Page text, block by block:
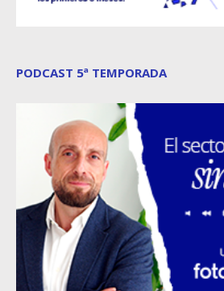
PODCAST 5ª TEMPORADA